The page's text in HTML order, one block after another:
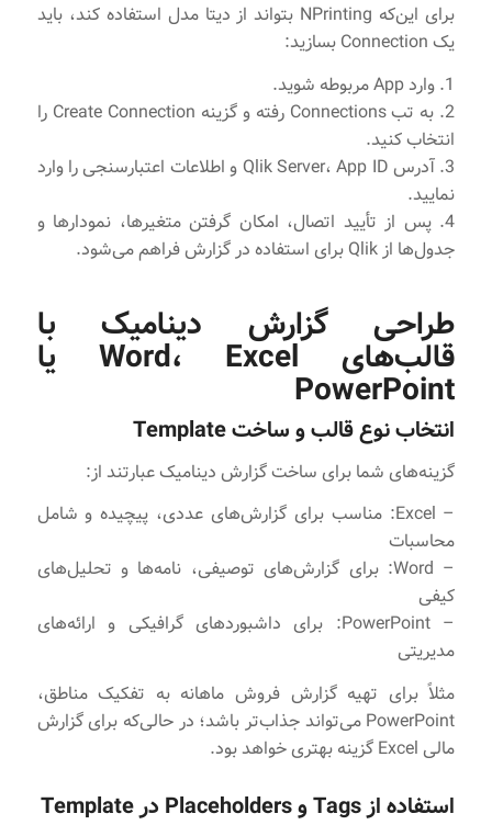
برای این‌که NPrinting بتواند از دیتا مدل استفاده کند، باید
یک Connection بسازید:
1. وارد App مربوطه شوید.
2. به تب Connections رفته و گزینه Create Connection را
انتخاب کنید.
3. آدرس Qlik Server، App ID و اطلاعات اعتبارسنجی را وارد
نمایید.
4. پس از تأیید اتصال، امکان گرفتن متغیرها، نمودارها و
جدول‌ها از Qlik برای استفاده در گزارش فراهم می‌شود.
طراحی گزارش دینامیک با
قالب‌های Word، Excel یا
PowerPoint
انتخاب نوع قالب و ساخت Template
گزینه‌های شما برای ساخت گزارش دینامیک عبارتند از:
– Excel: مناسب برای گزارش‌های عددی، پیچیده و شامل
محاسبات
– Word: برای گزارش‌های توصیفی، نامه‌ها و تحلیل‌های
کیفی
– PowerPoint: برای داشبوردهای گرافیکی و ارائه‌های
مدیریتی
مثلاً برای تهیه گزارش فروش ماهانه به تفکیک مناطق،
PowerPoint می‌تواند جذاب‌تر باشد؛ در حالی‌که برای گزارش
مالی Excel گزینه بهتری خواهد بود.
استفاده از Tags و Placeholders در Template